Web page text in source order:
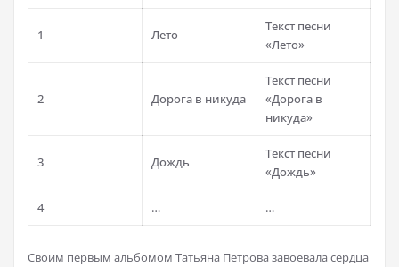
1 Лето
Текст песни
«Лето»
2 Дорога в никуда
Текст песни
«Дорога в
никуда»
3 Дождь
Текст песни
«Дождь»
4 … …
Своим первым альбомом Татьяна Петрова завоевала сердца